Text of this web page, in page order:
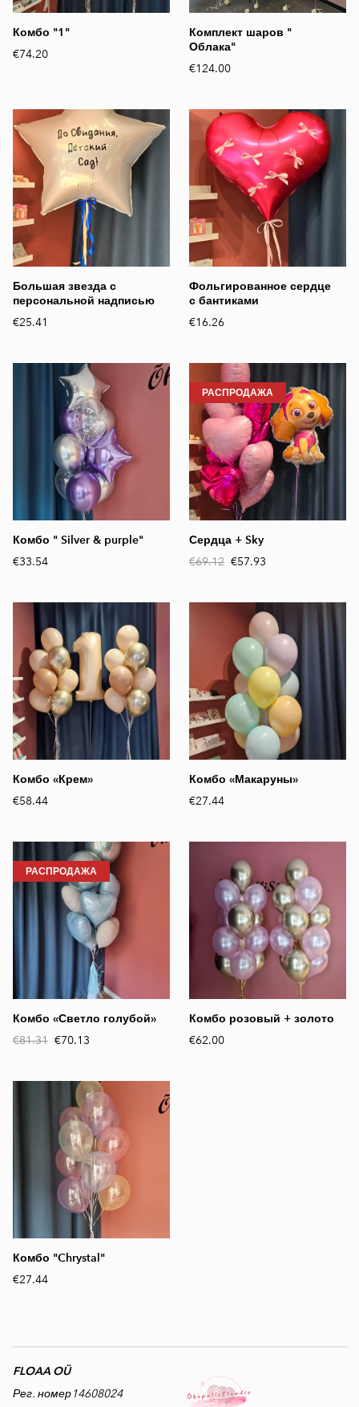
Комбо "1"
€74.20
Комплект шаров "
Облака"
€124.00
Большая звезда с
персональной надписью
€25.41
Фольгированное сердце
с бантиками
€16.26
Комбо " Silver & purple"
€33.54
РАСПРОДАЖА
Сердца + Sky
€69.12 €57.93
Комбо «Крем»
€58.44
Комбо «Макаруны»
€27.44
РАСПРОДАЖА
Комбо «Светло голубой»
€81.31 €70.13
Комбо розовый + золото
€62.00
Комбо "Chrystal"
€27.44
FLOAA OÜ
Рег. номер14608024